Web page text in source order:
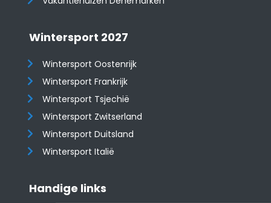
Wintersport 2027
Wintersport Oostenrijk
Wintersport Frankrijk
Wintersport Tsjechië
Wintersport Zwitserland
Wintersport Duitsland
Wintersport Italië
Handige links